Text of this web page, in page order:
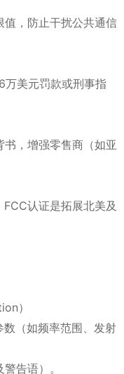
，防止干扰公共通信
美元罚款或刑事指
，增强零售商（如亚
认证是拓展北美及
）
（如频率范围、发射
警告语）。